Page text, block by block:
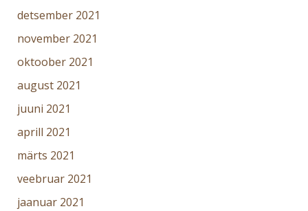
detsember 2021
november 2021
oktoober 2021
august 2021
juuni 2021
aprill 2021
märts 2021
veebruar 2021
jaanuar 2021